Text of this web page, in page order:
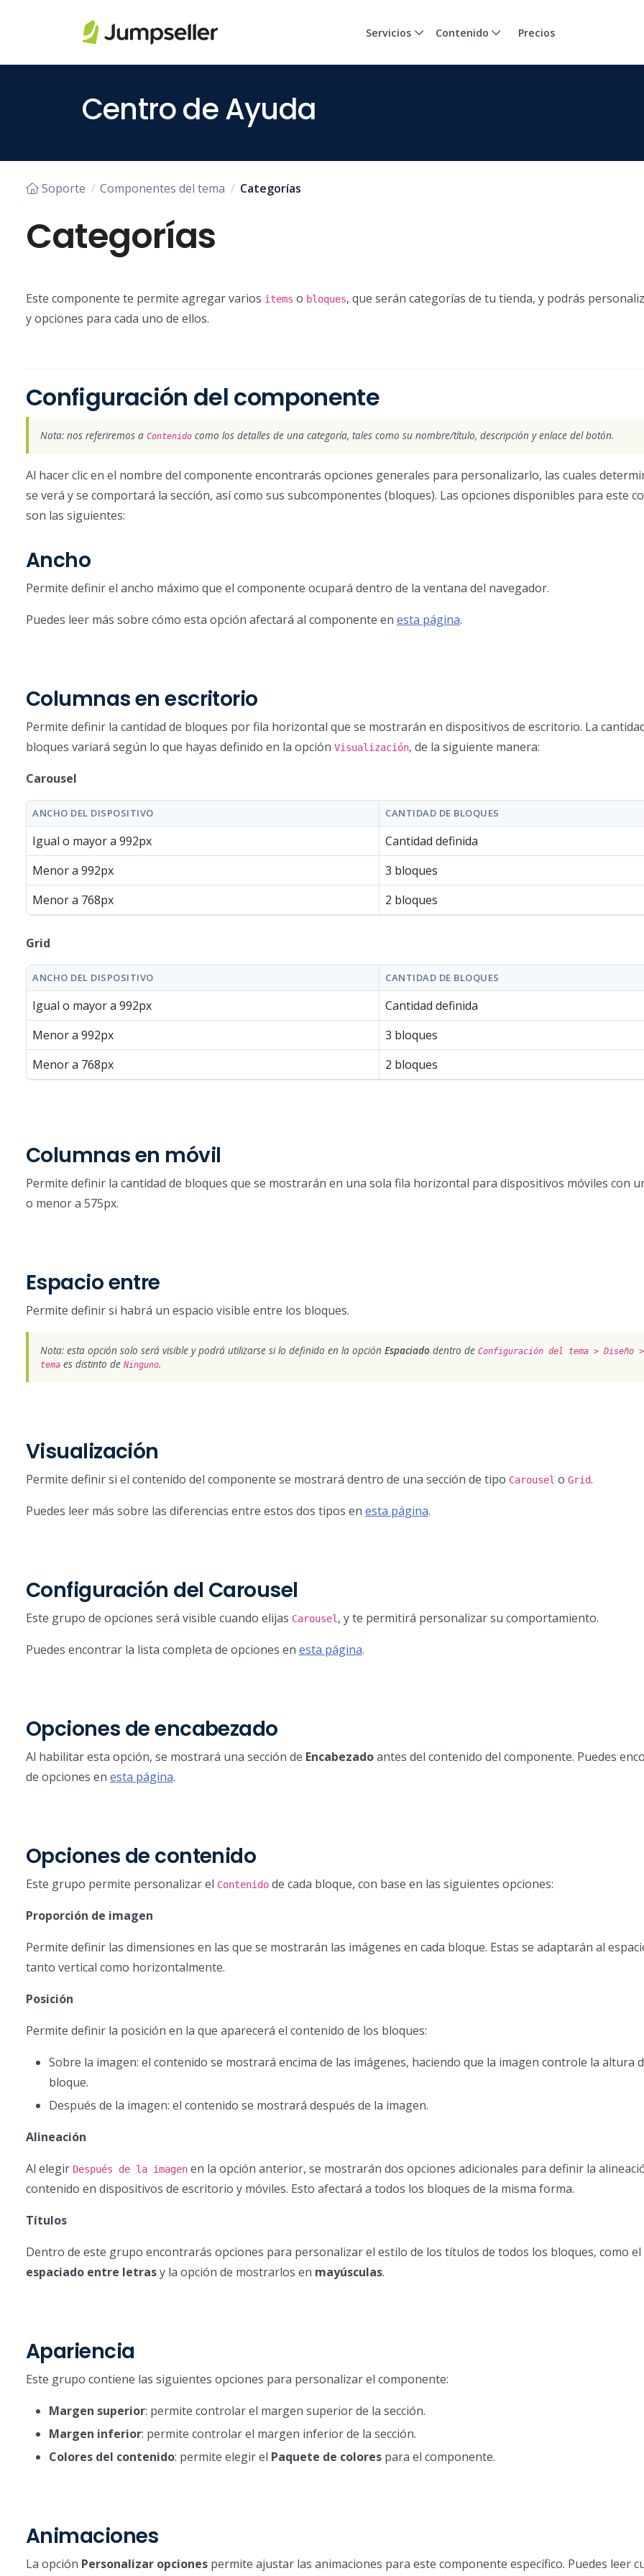
Saltar al contenido principal
Servicios Contenido Precios
Centro de Ayuda
Soporte Componentes del tema Categorías
Categorías
Este componente te permite agregar varios items o bloques, que serán categorías de tu tienda, y podrás
y opciones para cada uno de ellos.
Configuración del componente
Nota: nos referiremos a Contenido como los detalles de una categoría, tales como su nombre/título, descripción y enlace del botón.
Al hacer clic en el nombre del componente encontrarás opciones generales para personalizarlo, las cuales
se verá y se comportará la sección, así como sus subcomponentes (bloques). Las opciones disponibles para este
son las siguientes:
Ancho
Permite definir el ancho máximo que el componente ocupará dentro de la ventana del navegador.
Puedes leer más sobre cómo esta opción afectará al componente en esta página.
Columnas en escritorio
Permite definir la cantidad de bloques por fila horizontal que se mostrarán en dispositivos de escritorio. La
bloques variará según lo que hayas definido en la opción Visualización, de la siguiente manera:
Carousel
ANCHO DEL DISPOSITIVO CANTIDAD DE BLOQUES
Igual o mayor a 992px
Cantidad definida
Menor a 992px
3 bloques
Menor a 768px
2 bloques
Grid
ANCHO DEL DISPOSITIVO CANTIDAD DE BLOQUES
Igual o mayor a 992px
Cantidad definida
Menor a 992px
3 bloques
Menor a 768px
2 bloques
Columnas en móvil
Permite definir la cantidad de bloques que se mostrarán en una sola fila horizontal para dispositivos móviles con
o menor a 575px.
Espacio entre
Permite definir si habrá un espacio visible entre los bloques.
Nota: esta opción solo será visible y podrá utilizarse si lo definido en la opción Espaciado dentro de Configuración del tema > Diseño
tema es distinto de Ninguno.
Visualización
Permite definir si el contenido del componente se mostrará dentro de una sección de tipo Carousel o Grid.
Puedes leer más sobre las diferencias entre estos dos tipos en esta página.
Configuración del Carousel
Este grupo de opciones será visible cuando elijas Carousel , y te permitirá personalizar su comportamiento.
Puedes encontrar la lista completa de opciones en esta página.
Opciones de encabezado
Al habilitar esta opción, se mostrará una sección de Encabezadoantes del contenido del componente. Puedes
de opciones en esta página.
Opciones de contenido
Este grupo permite personalizar el Contenido de cada bloque, con base en las siguientes opciones:
Proporción de imagen
Permite definir las dimensiones en las que se mostrarán las imágenes en cada bloque. Estas se adaptarán al
tanto vertical como horizontalmente.
Posición
Permite definir la posición en la que aparecerá el contenido de los bloques:
Sobre la imagen: el contenido se mostrará encima de las imágenes, haciendo que la imagen controle la altura
bloque.
Después de la imagen: el contenido se mostrará después de la imagen.
Alineación
Al elegir Después de la imagen en la opción anterior, se mostrarán dos opciones adicionales para definir la
contenido en dispositivos de escritorio y móviles. Esto afectará a todos los bloques de la misma forma.
Títulos
Dentro de este grupo encontrarás opciones para personalizar el estilo de los títulos de todos los bloques, como el
espaciado entre letrasy la opción de mostrarlos en mayúsculas.
Apariencia
Este grupo contiene las siguientes opciones para personalizar el componente:
Margen superior: permite controlar el margen superior de la sección.
Margen inferior: permite controlar el margen inferior de la sección.
Colores del contenido: permite elegir el Paquete de colores para el componente.
Animaciones
La opción Personalizar opciones permite ajustar las animaciones para este componente específico. Puedes leer